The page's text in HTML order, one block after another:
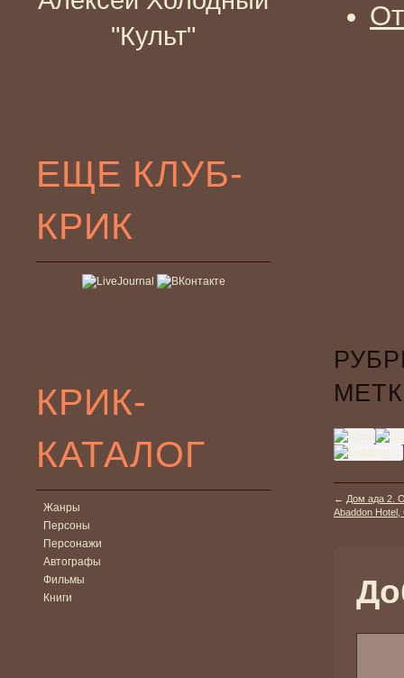
"Культ"
ЕЩЕ КЛУБ-
КРИК
КРИК-
КАТАЛОГ
Жанры
Персоны
Персонажи
Автографы
Фильмы
Книги
← Дом ада 2.
Abaddon